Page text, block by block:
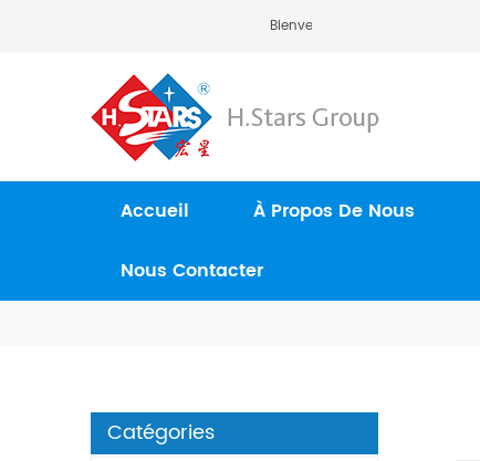
Bienvenue À H.Stars
Accueil À Propos De Nous
Nous Contacter
Catégories